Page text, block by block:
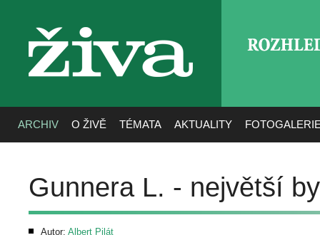
živa
ARCHIV O ŽIVĚ TÉMATA AKTUALITY
Gunnera L. - největší
Autor: Albert Pilát